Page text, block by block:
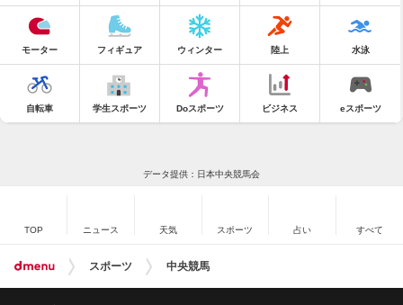
モーター フィギュア ウィンター 陸上 水泳
自転車 学生スポーツ Doスポーツ ビジネス eスポーツ
データ提供：日本中央競馬会
TOP ニュース 天気 スポーツ 占い すべて
スポーツ 中央競馬